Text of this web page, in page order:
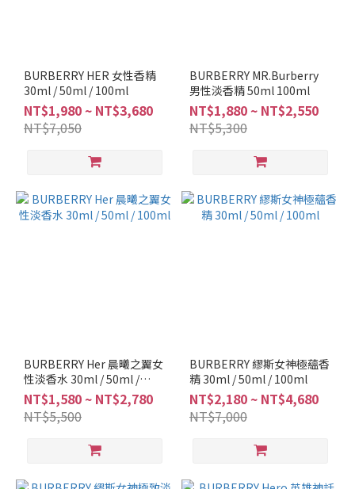
調
辛
辣
調
新
調
質
調
(3)
果
BURBERRY HER 女性香精
30ml / 50ml / 100ml
NT$1,980 ~ NT$3,680
NT$7,050
BURBERRY MR.Burberry
男性淡香精 50ml 100ml
NT$1,880 ~ NT$2,550
NT$5,300
BURBERRY Her 晨曦之翼女
性淡香水 30ml / 50ml /
100ml
NT$1,580 ~ NT$2,780
NT$5,500
BURBERRY 繆斯女神極蘊香
精 30ml / 50ml / 100ml
NT$2,180 ~ NT$4,680
NT$7,000